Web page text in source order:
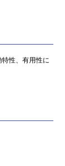
性、有用性に